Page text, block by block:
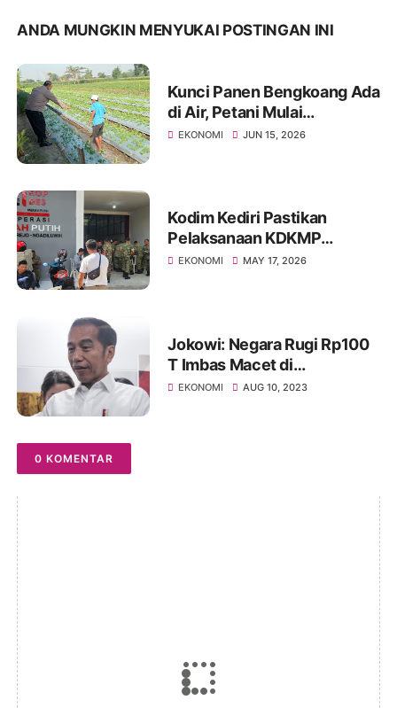
ANDA MUNGKIN MENYUKAI POSTINGAN INI
Kunci Panen Bengkoang Ada
di Air, Petani Mulai
Tingkatkan Perawatan
EKONOMI JUN 15, 2026
Kodim Kediri Pastikan
Pelaksanaan KDKMP
Transparan dan Sesuai
EKONOMI MAY 17, 2026
Jokowi: Negara Rugi Rp100
T Imbas Macet di
Jabodetabek dan Bandung
EKONOMI AUG 10, 2023
0 KOMENTAR